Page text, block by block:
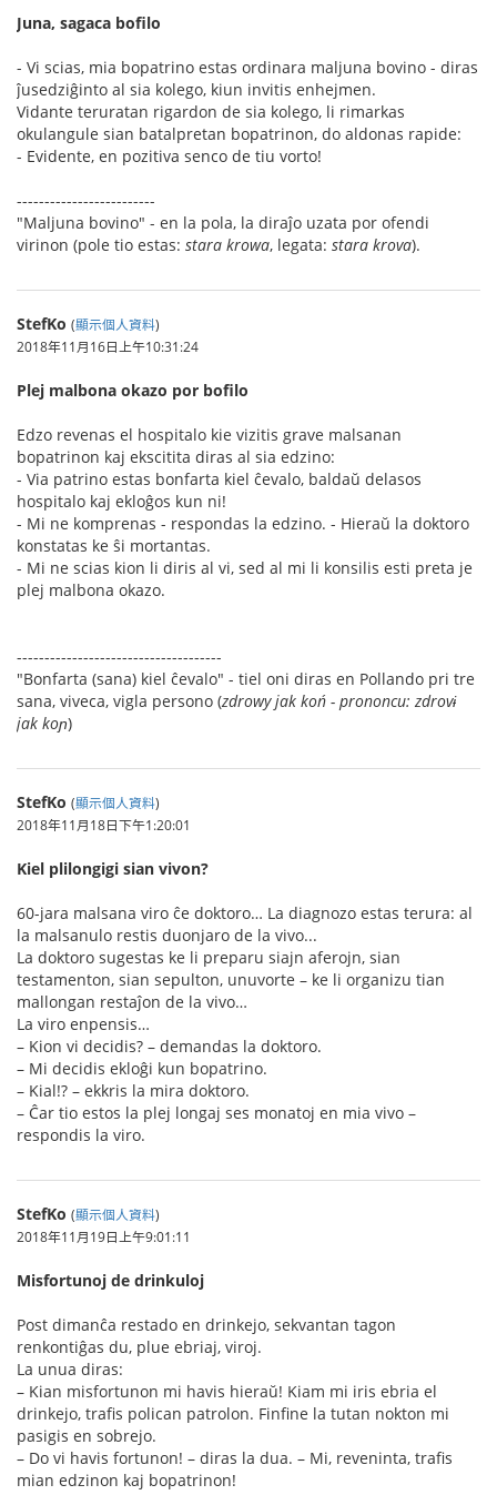
Juna, sagaca bofilo
- Vi scias, mia bopatrino estas ordinara maljuna bovino - diras
ĵusedziĝinto al sia kolego, kiun invitis enhejmen.
Vidante teruratan rigardon de sia kolego, li rimarkas
okulangule sian batalpretan bopatrinon, do aldonas rapide:
- Evidente, en pozitiva senco de tiu vorto!
-------------------------
"Maljuna bovino" - en la pola, la diraĵo uzata por ofendi
virinon (pole tio estas: stara krowa, legata: stara krova).
StefKo (顯示個人資料)
2018年11月16日上午10:31:24
Plej malbona okazo por bofilo
Edzo revenas el hospitalo kie vizitis grave malsanan
bopatrinon kaj ekscitita diras al sia edzino:
- Via patrino estas bonfarta kiel ĉevalo, baldaŭ delasos
hospitalo kaj ekloĝos kun ni!
- Mi ne komprenas - respondas la edzino. - Hieraŭ la doktoro
konstatas ke ŝi mortantas.
- Mi ne scias kion li diris al vi, sed al mi li konsilis esti preta je
plej malbona okazo.
-------------------------------------
"Bonfarta (sana) kiel ĉevalo" - tiel oni diras en Pollando pri tre
sana, viveca, vigla persono (zdrowy jak koń - prononcu: zdrovɨ
jak koɲ)
StefKo (顯示個人資料)
2018年11月18日下午1:20:01
Kiel plilongigi sian vivon?
60-jara malsana viro ĉe doktoro… La diagnozo estas terura: al
la malsanulo restis duonjaro de la vivo...
La doktoro sugestas ke li preparu siajn aferojn, sian
testamenton, sian sepulton, unuvorte – ke li organizu tian
mallongan restaĵon de la vivo…
La viro enpensis…
– Kion vi decidis? – demandas la doktoro.
– Mi decidis ekloĝi kun bopatrino.
– Kial!? – ekkris la mira doktoro.
– Ĉar tio estos la plej longaj ses monatoj en mia vivo –
respondis la viro.
StefKo (顯示個人資料)
2018年11月19日上午9:01:11
Misfortunoj de drinkuloj
Post dimanĉa restado en drinkejo, sekvantan tagon
renkontiĝas du, plue ebriaj, viroj.
La unua diras:
– Kian misfortunon mi havis hieraŭ! Kiam mi iris ebria el
drinkejo, trafis polican patrolon. Finfine la tutan nokton mi
pasigis en sobrejo.
– Do vi havis fortunon! – diras la dua. – Mi, reveninta, trafis
mian edzinon kaj bopatrinon!